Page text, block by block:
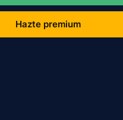
Hazte premium